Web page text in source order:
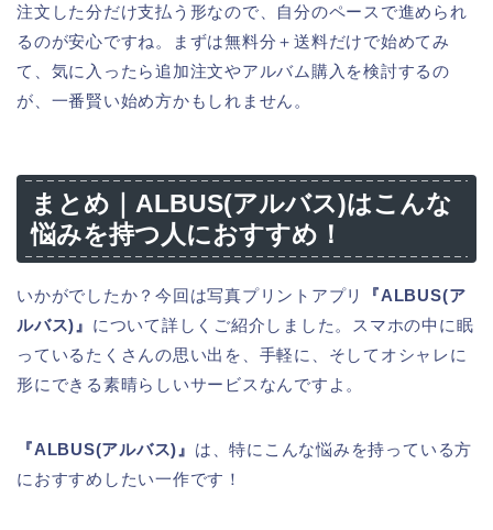
注文した分だけ支払う形なので、自分のペースで進められ
るのが安心ですね。まずは無料分＋送料だけで始めてみ
て、気に入ったら追加注文やアルバム購入を検討するの
が、一番賢い始め方かもしれません。
まとめ｜ALBUS(アルバス)はこんな
悩みを持つ人におすすめ！
いかがでしたか？今回は写真プリントアプリ
『ALBUS(ア
ルバス)』 について詳しくご紹介しました。スマホの中に眠
っているたくさんの思い出を、手軽に、そしてオシャレに
形にできる素晴らしいサービスなんですよ。
『ALBUS(アルバス)』 は、特にこんな悩みを持っている方
におすすめしたい一作です！